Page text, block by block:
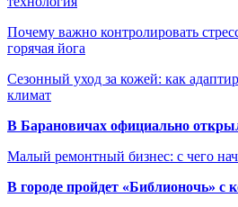
Почему важно контролировать
горячая йога
Сезонный уход за кожей: как
климат
В Барановичах официально
Малый ремонтный бизнес: с чего
В городе пройдет «Библионочь» с